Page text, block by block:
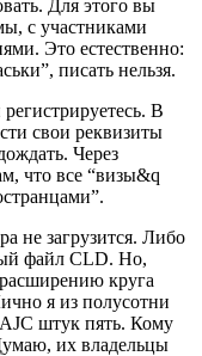
Для этого вы
с участниками
Это естественно:
писать нельзя.
В
свои реквизиты
Через
что все “визы&q
не загрузится. Либо
файл CLD. Но,
круга
я из полусотни
штук пять. Кому
их владельцы